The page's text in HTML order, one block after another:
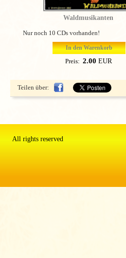
Waldmusikanten
Nur noch 10 CDs vorhanden!
In den Warenkorb
Preis: 2.00 EUR
Teilen über:
All rights reserved